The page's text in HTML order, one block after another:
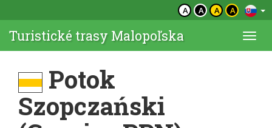
A A A A
Turistické trasy Malopoľska
Potok
Szopczański